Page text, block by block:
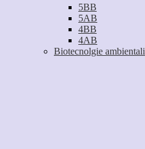
5BB
5AB
4BB
4AB
Biotecnolgie ambientali